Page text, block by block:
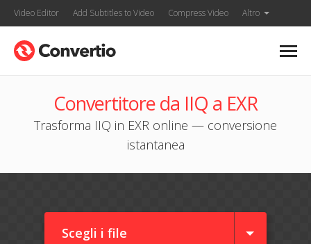
Video Editor Add Subtitles to Video Compress Video Altro
Convertitore da IIQ a EXR
Trasforma IIQ in EXR online — conversione
istantanea
Scegli i file